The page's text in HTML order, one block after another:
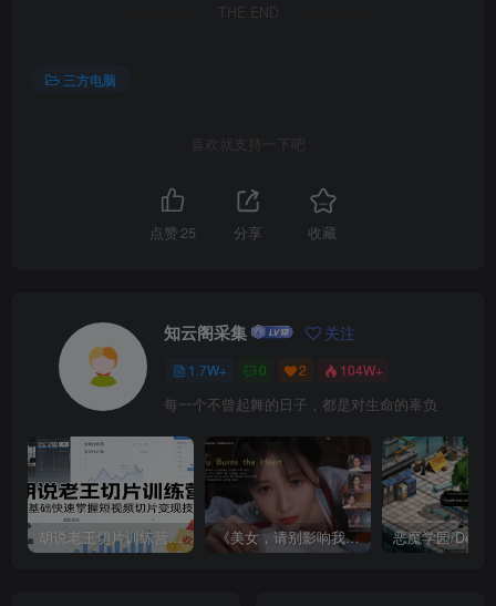
THE END
三方电脑
喜欢就支持一下吧
点赞 25 分享 收藏
知云阁采集 关注
1.7W+ 0 2 104W+
每一个不曾起舞的日子，都是对生命的辜负
胡说老王切片训练营，零基础快速掌握短视频切片变现技巧 《美女，请别影响我成仙全球版》中文版